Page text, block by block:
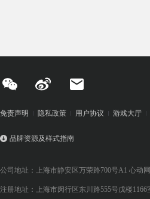
免责声明 隐私政策 用户协议 游戏大厅
品牌资源及样式指南
公司地址：上海市静安区万荣路700号A1 心动
注册地址：上海市闵行区东川路555号戊楼1166